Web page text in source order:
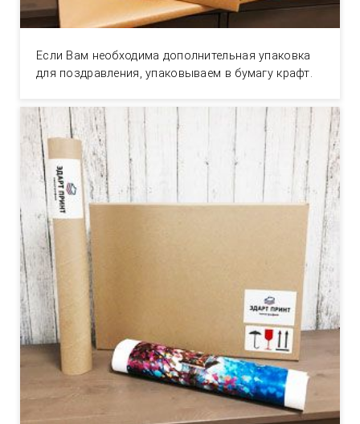
Если Вам необходима дополнительная упаковка
для поздравления, упаковываем в бумагу крафт.